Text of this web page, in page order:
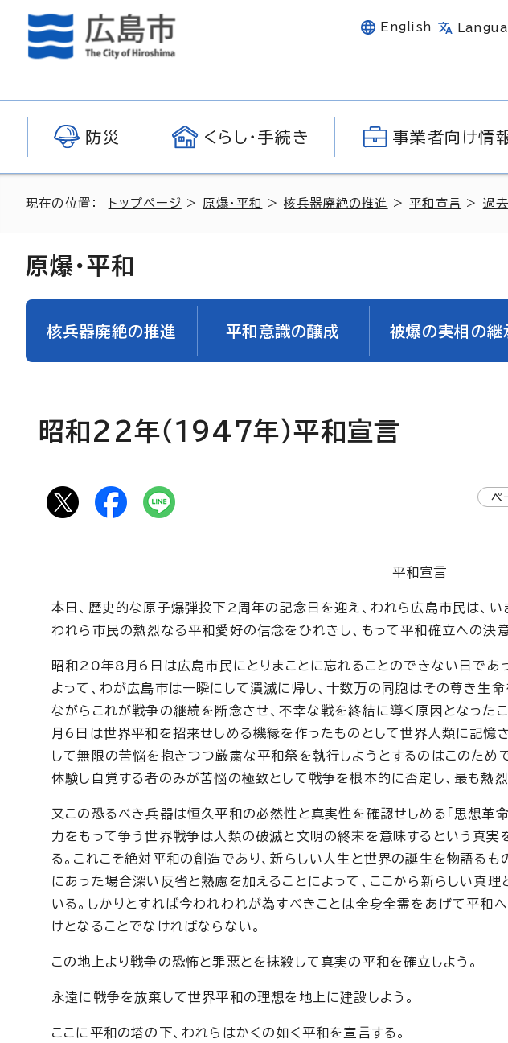
English
防災 くらし・手続き 事業者向け情
現在の位置： トップページ > 原爆・平和 >核兵器廃絶の推進 >平和宣言 > 過
原爆・平和
核兵器廃絶の推進 平和意識の醸成 被爆の実相の継
昭和22年（1947年）平和宣言
ペ
平和宣言
本日、歴史的な原子爆弾投下2周年の記念日を迎え、われら広島市民は、
われら市民の熱烈なる平和愛好の信念をひれきし、もって平和確立への決
昭和20年8月6日は広島市民にとりまことに忘れることのできない日であ
よって、わが広島市は一瞬にして潰滅に帰し、十数万の同胞はその尊き生
ながらこれが戦争の継続を断念させ、不幸な戦を終結に導く原因となった
月6日は世界平和を招来せしめる機縁を作ったものとして世界人類に記憶
して無限の苦悩を抱きつつ厳粛な平和祭を執行しようとするのはこのため
体験し自覚する者のみが苦悩の極致として戦争を根本的に否定し、最も熱
又この恐るべき兵器は恒久平和の必然性と真実性を確認せしめる「思想革
力をもって争う世界戦争は人類の破滅と文明の終末を意味するという真
る。これこそ絶対平和の創造であり、新らしい人生と世界の誕生を物語る
にあった場合深い反省と熟慮を加えることによって、ここから新らしい真
いる。しかりとすれば今われわれが為すべきことは全身全霊をあげて平和
けとなることでなければならない。
この地上より戦争の恐怖と罪悪とを抹殺して真実の平和を確立しよう。
永遠に戦争を放棄して世界平和の理想を地上に建設しよう。
ここに平和の塔の下、われらはかくの如く平和を宣言する。